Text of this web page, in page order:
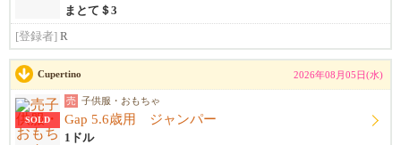
まとて＄3
[登録者] R
Cupertino 2026年08月05日(水)
SOLD
売 子供服・おもちゃ
Gap 5.6歳用 ジャンパー
1ドル